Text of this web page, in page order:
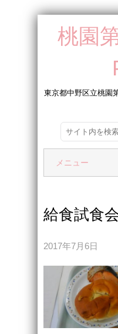
桃園
東京都中野区立桃園
メニュー
給食試食
2017年7月6日